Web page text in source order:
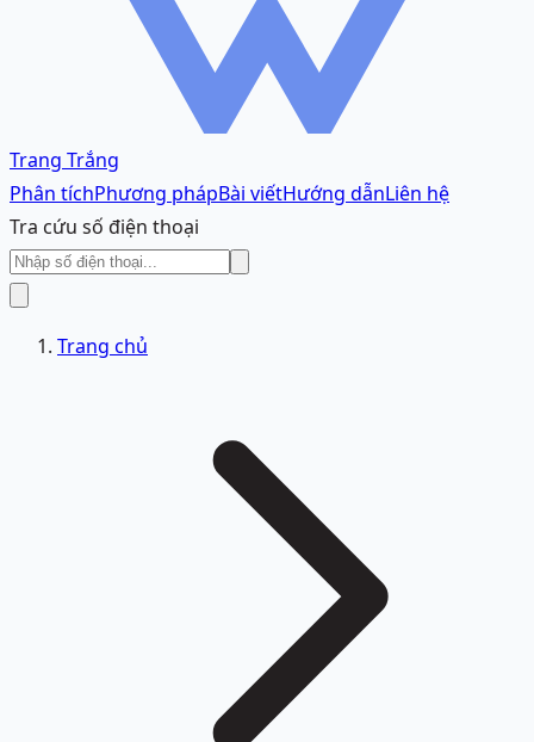
Trang Trắng
Phân tíchPhương phápBài viếtHướng dẫnLiên hệ
Tra cứu số điện thoại
Trang chủ